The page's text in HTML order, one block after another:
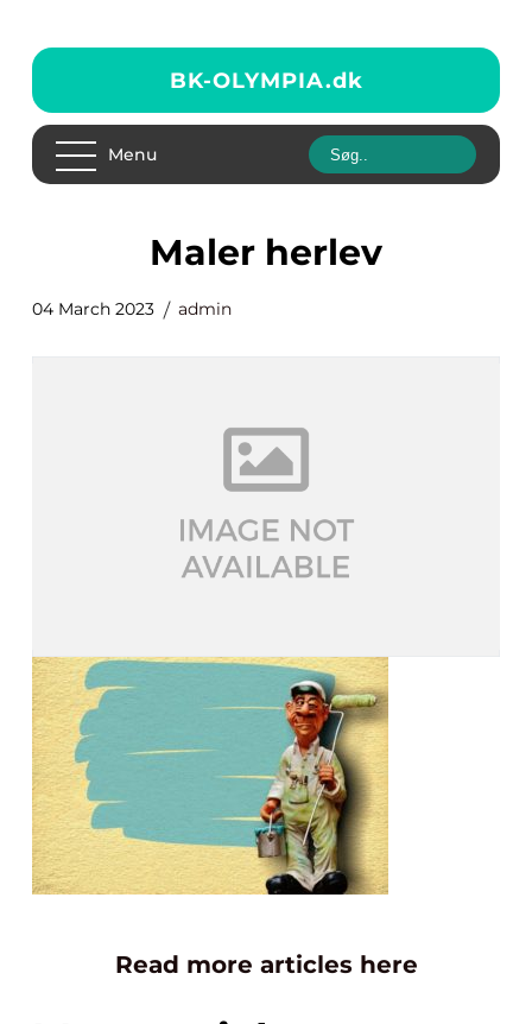
BK-OLYMPIA.dk
Menu
maler herlev
04 March 2023 admin
Read more articles here